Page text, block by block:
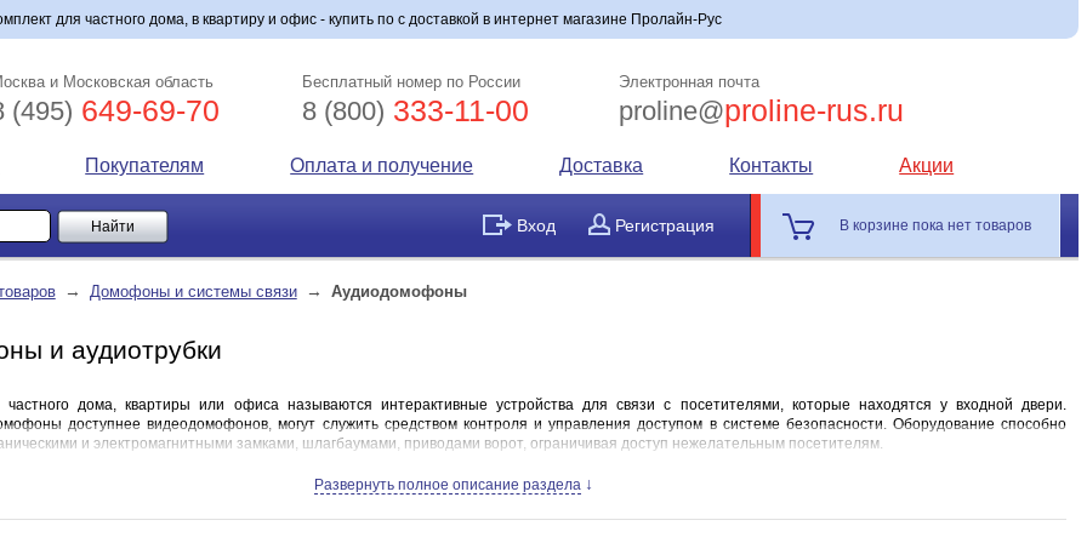
для частного дома, в квартиру и офис - купить по с доставкой в интернет магазине Пролайн-Рус
и Московская область
(495) 649-69-70
Бесплатный номер по России
8 (800) 333-11-00
Электронная почта
proline@proline-rus.ru
Покупателям Оплата и получение Доставка Контакты Акции
Вход Регистрация В корзине пока нет товаров
→ Домофоны и системы связи → Аудиодомофоны
и аудиотрубки
дома, квартиры или офиса называются интерактивные устройства для связи с посетителями, которые находятся у входной двери.
доступнее видеодомофонов, могут служить средством контроля и управления доступом в системе безопасности. Оборудование способно
и электромагнитными замками, шлагбаумами, приводами ворот, ограничивая доступ нежелательным посетителям.
часть домофона, устанавливается внутри помещения. Представляет собой специальную переговорную трубку аудиодомофона в квартире, через
Развернуть полное описание раздела ↓